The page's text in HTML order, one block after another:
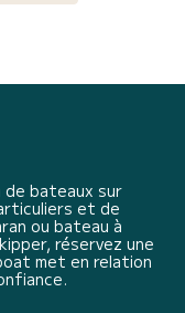
bateaux sur
et de
ou bateau à
réservez une
met en relation